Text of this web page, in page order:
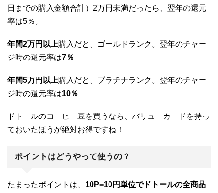
日までの購入金額合計）2万円未満だったら、翌年の還元
率は5％。
年間2万円以上購入だと、ゴールドランク。翌年のチャー
ジ時の還元率は7％
年間5万円以上購入だと、プラチナランク。翌年のチャー
ジ時の還元率は10％
ドトールのコーヒー豆を買うなら、バリューカードを持っ
ておいたほうが絶対お得ですね！
ポイントはどうやって使うの？
たまったポイントは、 10P=10円単位でドトールの全商品